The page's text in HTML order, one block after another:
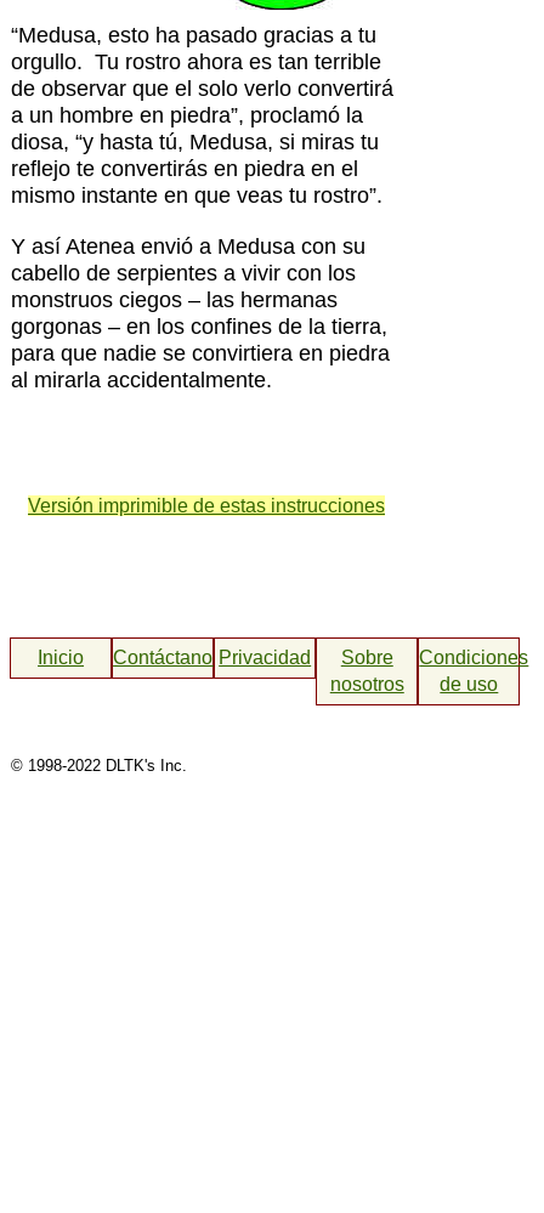
“Medusa, esto ha pasado gracias a tu
orgullo. Tu rostro ahora es tan terrible
de observar que el solo verlo convertirá
a un hombre en piedra”, proclamó la
diosa, “y hasta tú, Medusa, si miras tu
reflejo te convertirás en piedra en el
mismo instante en que veas tu rostro”.
Y así Atenea envió a Medusa con su
cabello de serpientes a vivir con los
monstruos ciegos – las hermanas
gorgonas – en los confines de la tierra,
para que nadie se convirtiera en piedra
al mirarla accidentalmente.
Versión imprimible de estas instrucciones
Inicio ContáctanosPrivacidad
Sobre
nosotros
Condiciones
de uso
© 1998-2022 DLTK's Inc.